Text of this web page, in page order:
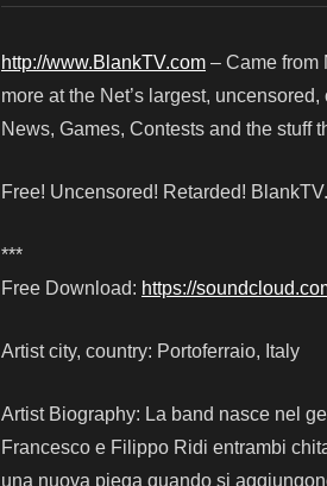
http://www.BlankTV.com – Came from
more at the Net’s largest,
News, Games, Contests and the stuff
Free! Uncensored! Retarded!
***
Free Download: https://
Artist city, country: Portoferraio, Italy
Artist Biography: La band nasce nel
Francesco e Filippo Ridi entrambi
una nuova piega quando si